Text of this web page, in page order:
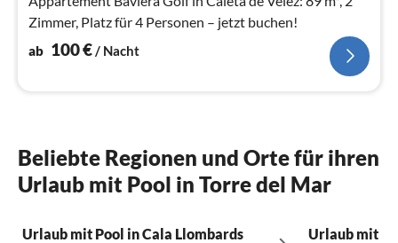
Zimmer, Platz für 4 Personen – jetzt buchen!
ab 100€ / Nacht
Beliebte Regionen und Orte für ihren
Urlaub mit Pool in Torre del Mar
Urlaub mit Pool in Cala Llombards Urlaub mit